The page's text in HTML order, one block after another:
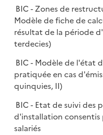
BIC - Zones de
Modèle de fiche de
résultat de la période
terdecies)
BIC - Modèle de l'état
pratiquée en cas
quinquies, II)
BIC - Etat de suivi des
d'installation consentis
salariés